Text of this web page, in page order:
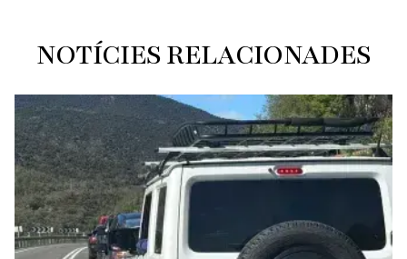
NOTÍCIES RELACIONADES